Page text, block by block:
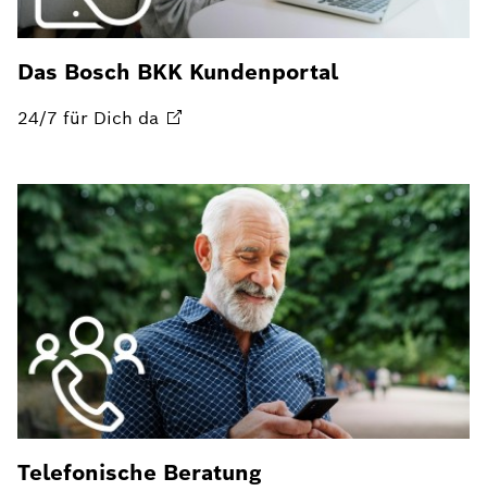
Das Bosch BKK Kundenportal
24/7 für Dich da
Telefonische Beratung